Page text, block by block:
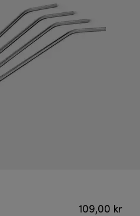
109,00 kr